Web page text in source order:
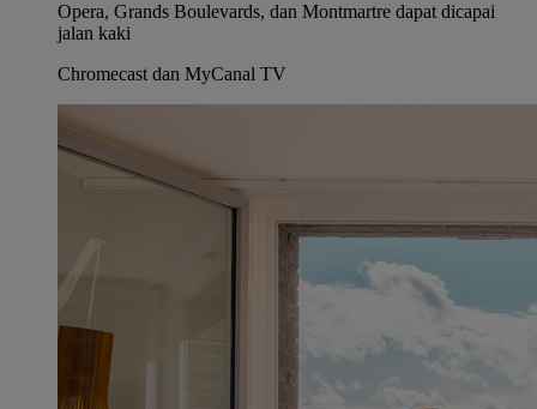
Opera, Grands Boulevards, dan Montmartre dapat dicapai
jalan kaki
Chromecast dan MyCanal TV